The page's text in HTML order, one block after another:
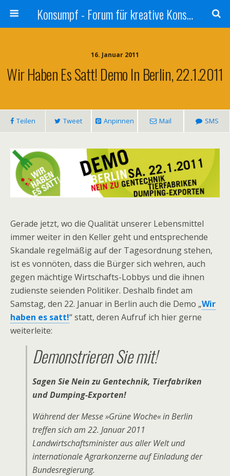
Konsumpf - Forum für kreative Konsumkritik - Culture Jamming, Nachhaltigkeit, Konzernkritik, Adbusting
16. Januar 2011
Wir Haben Es Satt! Demo In Berlin, 22.1.2011
Teilen Tweet Anpinnen Mail SMS
Gerade jetzt, wo die Qualität unserer Lebensmittel
immer weiter in den Keller geht und entsprechende
Skandale regelmäßig auf der Tagesordnung stehen,
ist es vonnöten, dass die Bürger sich wehren, auch
gegen mächtige Wirtschafts-Lobbys und die ihnen
zudienste seienden Politiker. Deshalb findet am
Samstag, den 22. Januar in Berlin auch die Demo „Wir
haben es satt!“ statt, deren Aufruf ich hier gerne
weiterleite:
Demonstrieren Sie mit!
Sagen Sie Nein zu Gentechnik, Tierfabriken
und Dumping-Exporten!
Während der Messe »Grüne Woche« in Berlin
treffen sich am 22. Januar 2011
Landwirtschaftsminister aus aller Welt und
internationale Agrarkonzerne auf Einladung der
Bundesregierung.